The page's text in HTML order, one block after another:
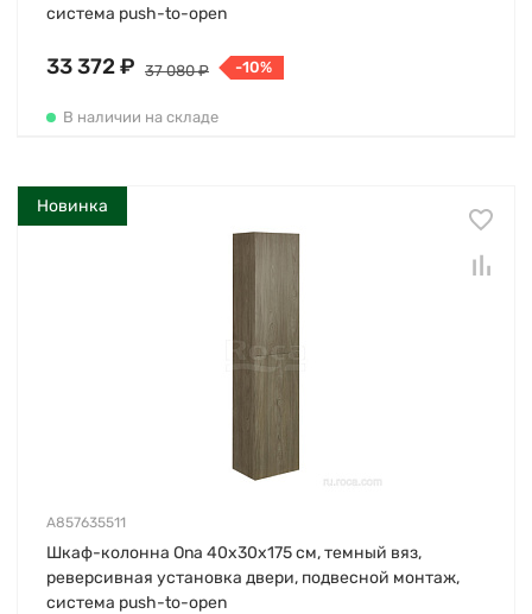
система push-to-open
33 372 ₽ 37 080 ₽ -10%
В наличии на складе
Новинка
A857635511
Шкаф-колонна Ona 40х30х175 см, темный вяз,
реверсивная установка двери, подвесной монтаж,
система push-to-open